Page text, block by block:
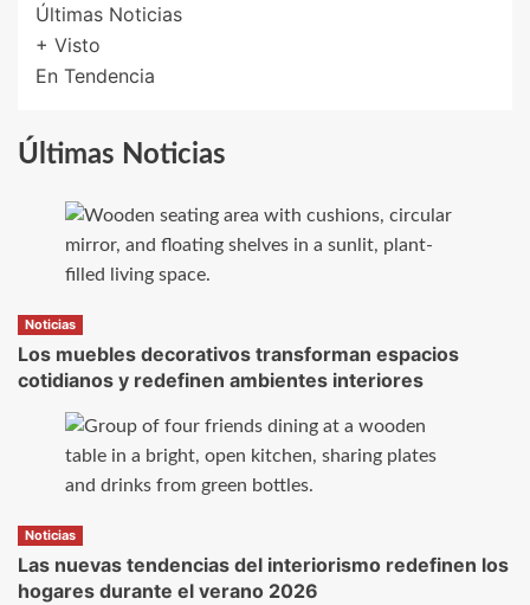
Últimas Noticias
+ Visto
En Tendencia
Últimas Noticias
Noticias
Los muebles decorativos transforman espacios
cotidianos y redefinen ambientes interiores
Noticias
Las nuevas tendencias del interiorismo redefinen los
hogares durante el verano 2026